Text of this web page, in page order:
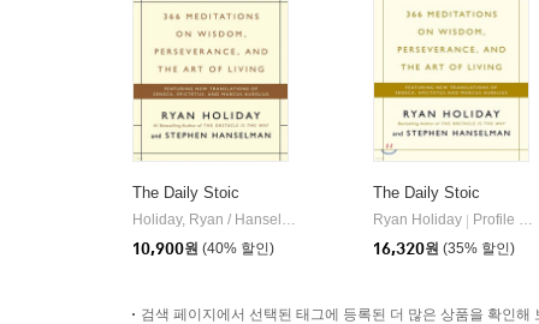
The Daily Stoic
Holiday, Ryan / Hanselman, Stephen | Portfolio
10,900원 (40% 할인)
The Daily Stoic
Ryan Holiday
Profile Books
16,320원 (35% 할인)
검색 페이지에서 선택된 태그에 등록된 더 많은 상품을 확인해